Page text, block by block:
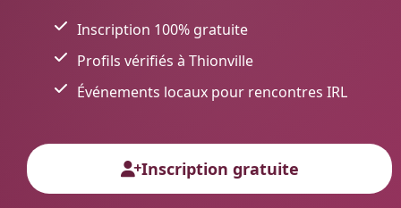
Inscription 100% gratuite
Profils vérifiés à Thionville
Événements locaux pour rencontres IRL
Inscription gratuite